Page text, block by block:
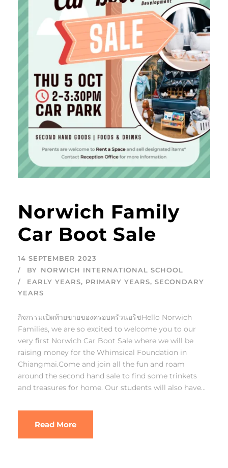
Norwich Family
Car Boot Sale
14 SEPTEMBER 2023
BY NORWICH INTERNATIONAL SCHOOL
EARLY YEARS, PRIMARY YEARS, SECONDARY
YEARS
กิจกรรมเปิดท้ายขายของครอบครัวนอริชHello Norwich
Families, we are so excited to welcome you to our
very first Norwich Car Boot Sale where we will be
raising money for the Whimsical Foundation in
Chiangmai.Come and join all the fun and roam
around the second hand sale to find some trinkets
and treasures for home. Our students will also have...
Read More